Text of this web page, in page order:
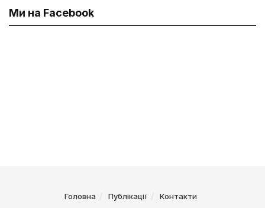
Ми на Facebook
Головна Публікації Контакти